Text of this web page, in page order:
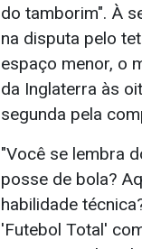
do tamborim". À
na disputa pelo
espaço menor, o
da Inglaterra às
segunda pela
"Você se lembra
posse de bola?
habilidade
'Futebol Total'